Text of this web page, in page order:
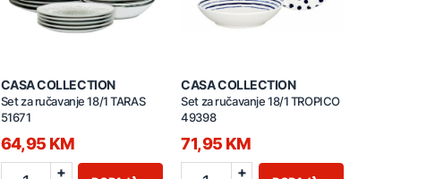
CASA COLLECTION
Set za ručavanje 18/1 TARAS
51671
64,95 KM
+
CASA COLLECTION
Set za ručavanje 18/1 TROPICO
49398
71,95 KM
+